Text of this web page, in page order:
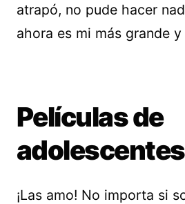
atrapó, no pude hacer
ahora es mi más grande
Películas de
adolescentes
¡Las amo! No importa si